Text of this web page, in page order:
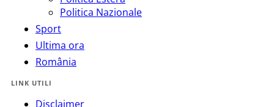
Politica Nazionale
Sport
Ultima ora
România
LINK UTILI
Disclaimer